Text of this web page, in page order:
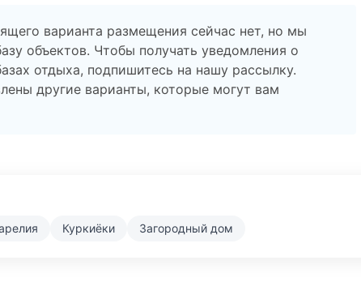
варианта размещения сейчас нет, но мы
объектов. Чтобы получать уведомления о
отдыха, подпишитесь на нашу рассылку.
другие варианты, которые могут вам
Куркиёки Загородный дом